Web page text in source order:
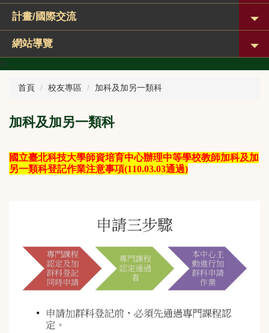
計畫/國際交流
網站導覽
%
首頁 校友專區 加科及加另一類科
加科及加另一類科
國立臺北科技大學師資培育中心辦理中等學校教師加科及加
另一類科登記作業注意事項(110.03.03通過)